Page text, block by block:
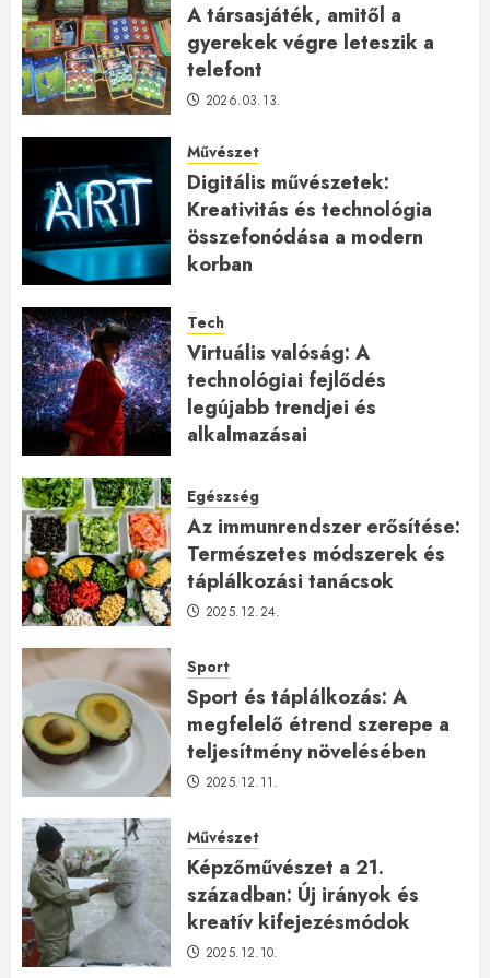
A társasjáték, amitől a
gyerekek végre leteszik a
telefont
2026.03.13.
Művészet
Digitális művészetek:
Kreativitás és technológia
összefonódása a modern
korban
Tech
Virtuális valóság: A
technológiai fejlődés
legújabb trendjei és
alkalmazásai
Egészség
Az immunrendszer erősítése:
Természetes módszerek és
táplálkozási tanácsok
2025.12.24.
Sport
Sport és táplálkozás: A
megfelelő étrend szerepe a
teljesítmény növelésében
2025.12.11.
Művészet
Képzőművészet a 21.
században: Új irányok és
kreatív kifejezésmódok
2025.12.10.